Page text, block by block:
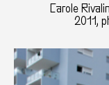
Carole
2011,